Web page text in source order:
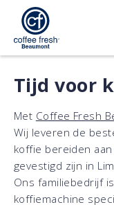
Tijd voor
Met Coffee Fresh
Wij leveren de
koffie bereiden
gevestigd zijn in
Ons familiebedrijf
koffiemachine